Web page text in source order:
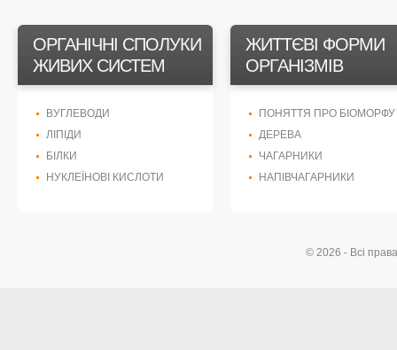
ОРГАНІЧНІ СПОЛУКИ
ЖИВИХ СИСТЕМ
ВУГЛЕВОДИ
ЛІПІДИ
БІЛКИ
НУКЛЕЇНОВІ КИСЛОТИ
ЖИТТЄВІ ФОРМИ
ОРГАНІЗМІВ
ПОНЯТТЯ ПРО БІОМОРФУ
ДЕРЕВА
ЧАГАРНИКИ
НАПІВЧАГАРНИКИ
© 2026 - Всі